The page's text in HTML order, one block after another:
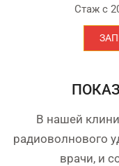
Стаж с
В нашей
радиоволнового
врачи, и